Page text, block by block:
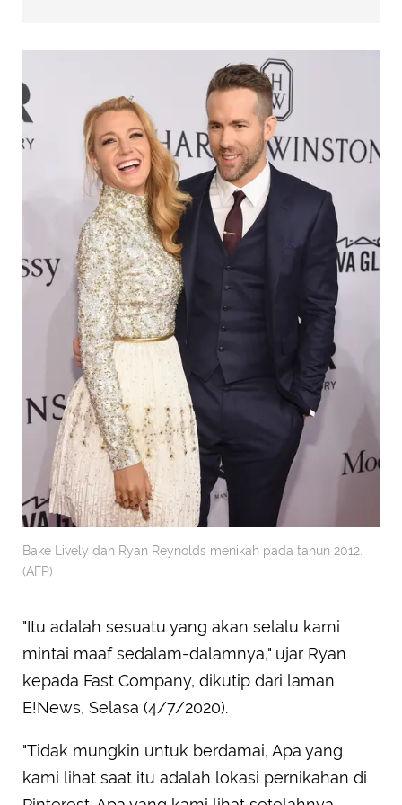
Bake Lively dan Ryan Reynolds menikah pada tahun 2012.
(AFP)
"Itu adalah sesuatu yang akan selalu kami
mintai maaf sedalam-dalamnya," ujar Ryan
kepada Fast Company, dikutip dari laman
E!News, Selasa (4/7/2020).
"Tidak mungkin untuk berdamai, Apa yang
kami lihat saat itu adalah lokasi pernikahan di